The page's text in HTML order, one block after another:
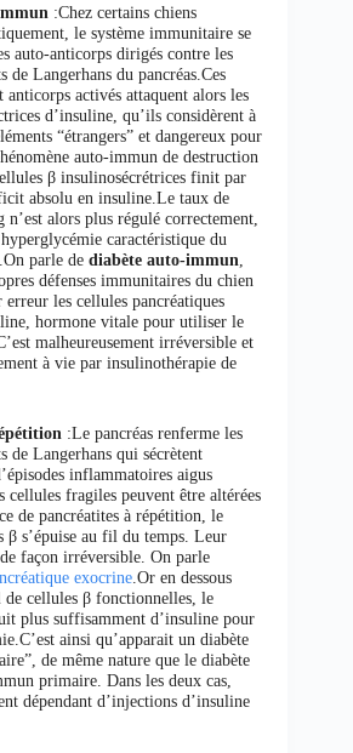
:Chez certains chiens
le système immunitaire se
auto-anticorps dirigés contre les
de Langerhans du pancréas.Ces
anticorps activés attaquent alors les
d’insuline, qu’ils considèrent à
“étrangers” et dangereux pour
auto-immun de destruction
β insulinosécrétrices finit par
absolu en insuline.Le taux de
n’est alors plus régulé correctement,
caractéristique du
parle de diabète auto-immun
défenses immunitaires du chien
les cellules pancréatiques
hormone vitale pour utiliser le
malheureusement irréversible et
à vie par insulinothérapie de
:Le pancréas renferme les
de Langerhans qui sécrètent
inflammatoires aigus
cellules fragiles peuvent être altérées
de pancréatites à répétition, le
β s’épuise au fil du temps. Leur
façon irréversible. On parle
exocrine .Or en dessous
de cellules β fonctionnelles, le
plus suffisamment d’insuline pour
ainsi qu’apparait un diabète
de même nature que le diabète
primaire. Dans les deux cas,
dépendant d’injections d’insuline